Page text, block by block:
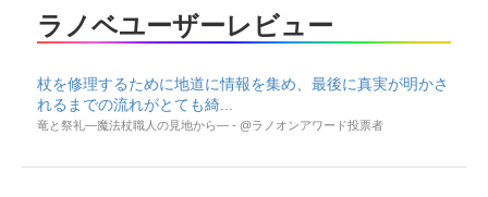
ラノベユーザーレビュー
杖を修理するために地道に情報を集め、最後に真実が明かさ
れるまでの流れがとても綺...
竜と祭礼―魔法杖職人の見地から― - @ラノオンアワード投票者